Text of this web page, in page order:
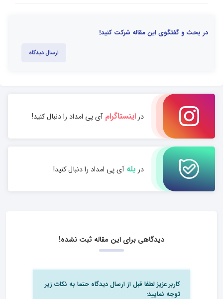
در بحث و گفتگوی این مقاله شرکت کنید!
ارسال دیدگاه
دراینستاگرامآی پی امداد را دنبال کنید!
در بلهآی پی امداد را دنبال کنید!
دیدگاهی برای این مقاله ثبت نشده!
کاربر عزیز لطفا قبل از ارسال دیدگاه حتما به نکات زیر
توجه نمایید: